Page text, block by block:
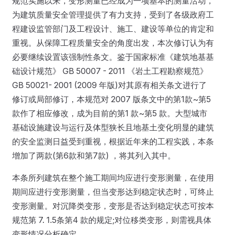
为建筑质量安全管理提供了有力支持，受到了各级政府工
程建设监管部门及工程设计、施工、建设等单位的肯定和
重视。从保障工程质量安全的角度出发，本次修订认为有
必要继续设置该强制性条文。鉴于国家标准《建筑地基基
础设计规范》 GB 50007 - 2011 《岩土工程勘察规范》
GB 50021- 2001 (2009 年版)对其原有相关条文进行了
修订或局部修订，本规范对 2007 版条文中的第1款~第5
款作了相应修改，成为目前的第1 款~第5 款。大型城市
基础设施建设与运行及体型狭长且地基土变化明显的建筑
的安全监测日益受到重视，根据近年来的工程实践，本条
增加了两款(第6款和第7款) ，将其列入其中。
本条所列建筑在整个施工期间均应进行变形测量，在使用
期间应进行变形测量，但当变形达到稳定状态时，可终止
变形测量。对沉降类变形，变形是否达到稳定状态可按本
规范第 7. 1.5条第4 款的规定;对位移类变形，则需视具体